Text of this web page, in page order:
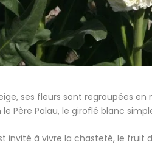
ses fleurs sont regroupées
Père Palau, le giroflé blanc
invité à vivre la chasteté, le fruit